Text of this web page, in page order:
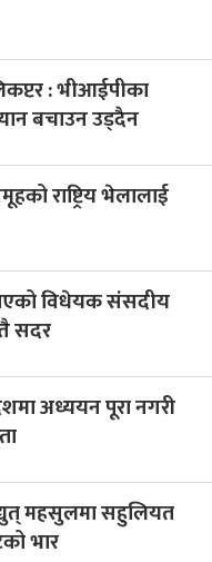
: भीआईपीका
बचाउन उड्दैन
राष्ट्रिय भेलालाई
विधेयक संसदीय
सदर
अध्ययन पूरा नगरी
महसुलमा सहुलियत
भार